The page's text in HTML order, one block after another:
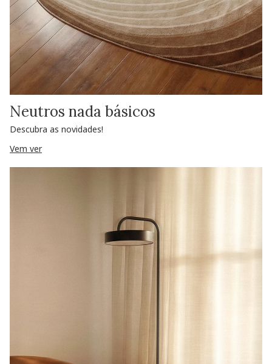
Neutros nada básicos
Descubra as novidades!
Vem ver